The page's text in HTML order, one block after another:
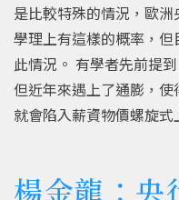
是比較特殊的情況，歐洲
學理上有這樣的概率，
此情況。 有學者先前提
但近年來遇上了通膨，
就會陷入薪資物價螺旋式
楊金龍：央